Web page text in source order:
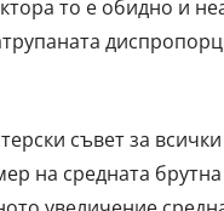
то е обидно и
съвет за
на средната